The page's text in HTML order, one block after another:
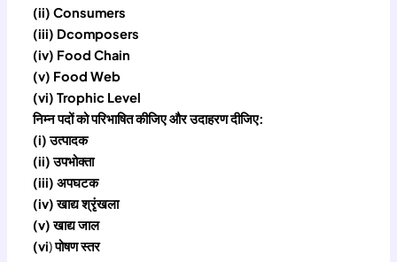
(ii) Consumers
(iii) Dcomposers
(iv) Food Chain
(v) Food Web
(vi) Trophic Level
निम्न पदों को परिभाषित कीजिए और उदाहरण दीजिए:
(i) उत्पादक
(ii) उपभोक्ता
(iii) अपघटक
(iv) खाद्य श्रृंखला
(v) खाद्य जाल
(vi)पोषण स्तर